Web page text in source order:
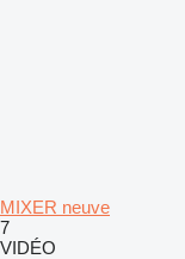
MIXER neuve
7
VIDÉO